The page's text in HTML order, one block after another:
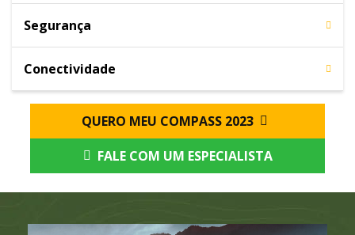
Segurança
Conectividade
QUERO MEU COMPASS 2023
FALE COM UM ESPECIALISTA